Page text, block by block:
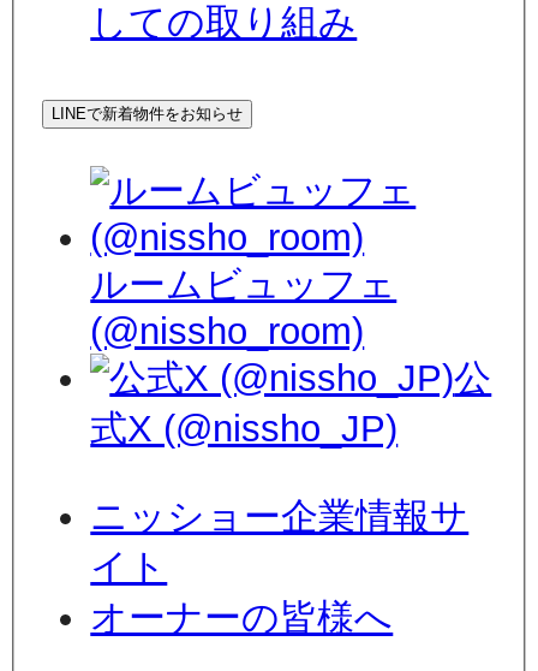
しての取り組み
LINEで新着物件をお知らせ
ルームビュッフェ
(@nissho_room)
公
式X (@nissho_JP)
ニッショー企業情報サ
イト
オーナーの皆様へ